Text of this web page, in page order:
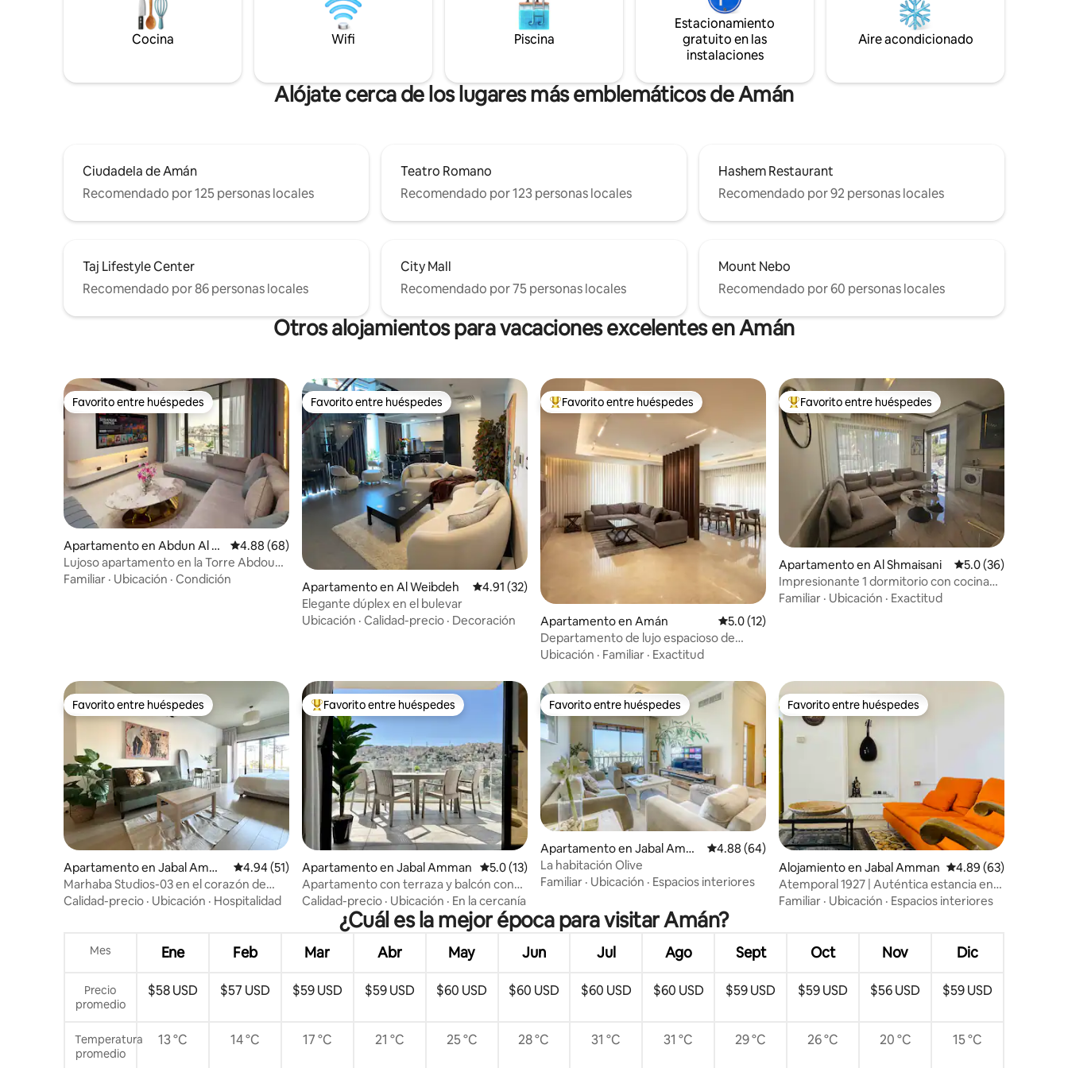
sobre la ciudad. Tanto si viene para una
escapada corta como para una estancia
más larga, el lugar ofrece un ambiente
velocidad, cocina completa, aire
acondicionado y mucho más. ¡Casa
nueva! 100 % privada y aislada. Servicio de
Cocina Wifi Piscina
Estacionamiento
gratuito en las
instalaciones
Aire acondicionado
Alójate cerca de los lugares más emblemáticos de Amán
Ciudadela de Amán
Recomendado por 125 personas locales
Teatro Romano
Recomendado por 123 personas locales
Hashem Restaurant
Recomendado por 92 personas locales
Taj Lifestyle Center
Recomendado por 86 personas locales
City Mall
Recomendado por 75 personas locales
Mount Nebo
Recomendado por 60 personas locales
Otros alojamientos para vacaciones excelentes en Amán
Favorito entre huéspedes
Favorito entre huéspedes
Apartamento en Abdun Al S
hmali
Calificación promedio: 4.88 de 5, 68 reseñas
4.88 (68)
Lujoso apartamento en la Torre Abdoun,
en el piso 11
Familiar · Ubicación · Condición
Favorito entre huéspedes
Favorito entre huéspedes
Apartamento en Al Weibdeh Calificación promedio: 4.91 de 5, 32 reseñas
4.91 (32)
Elegante dúplex en el bulevar
Ubicación · Calidad-precio · Decoración
Favorito entre huéspedes preferido
Favorito entre huéspedes
Apartamento en Amán Calificación promedio: 5.0 de 5, 12 reseñas
5.0 (12)
Departamento de lujo espacioso de
3 habitaciones | Zona diplomática
Ubicación · Familiar · Exactitud
Favorito entre huéspedes preferido
Favorito entre huéspedes
Apartamento en Al Shmaisani Calificación
5.0 (36)
Impresionante 1 dormitorio con cocina
completa, a 5 minutos de Abdali
Familiar · Ubicación · Exactitud
Favorito entre huéspedes
Favorito entre huéspedes
Apartamento en Jabal Amma
n
Calificación promedio: 4.94 de 5, 51 reseñas
4.94 (51)
Marhaba Studios-03 en el corazón de
Amán
Calidad-precio · Ubicación · Hospitalidad
Favorito entre huéspedes preferido
Favorito entre huéspedes
Apartamento en Jabal Amman Calificación promedio: 5.0 de 5, 13 reseñas
5.0 (13)
Apartamento con terraza y balcón con
vistas infinitas cerca del centro de la
Calidad-precio · Ubicación · En la cercanía
Favorito entre huéspedes
Favorito entre huéspedes
Apartamento en Jabal Amm
an
Calificación promedio: 4.88 de 5, 64 reseñas
4.88 (64)
La habitación Olive
Familiar · Ubicación · Espacios interiores
Favorito entre huéspedes
Favorito entre huéspedes
Alojamiento en Jabal Amman Calificación
4.89 (63)
Atemporal 1927 | Auténtica estancia en
Jabal Amman
Familiar · Ubicación · Espacios interiores
¿Cuál es la mejor época para visitar Amán?
Mes Ene Feb Mar Abr May Jun Jul Ago Sept Oct Nov Dic
Precio
promedio
$58 USD $57 USD $59 USD $59 USD $60 USD $60 USD $60 USD $60 USD $59 USD $59 USD $56 USD $59 USD
Temperatura
promedio
13 °C 14 °C 17 °C 21 °C 25 °C 28 °C 31 °C 31 °C 29 °C 26 °C 20 °C 15 °C